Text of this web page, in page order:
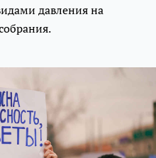
давления на